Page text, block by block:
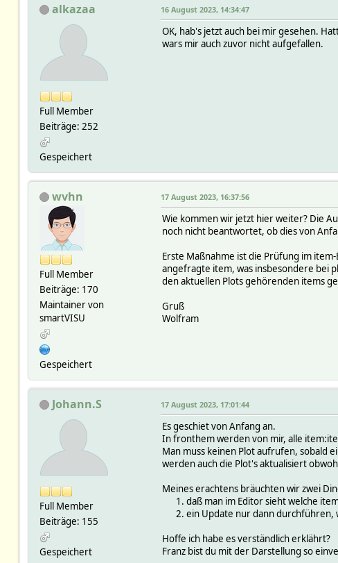
alkazaa
Full Member
Beiträge: 252
Gespeichert
16 August 2023, 14:34:47
OK, hab's jetzt auch bei mir gesehen.
wars mir auch zuvor nicht aufgefallen.
wvhn
Full Member
Beiträge: 170
Maintainer von
smartVISU
Gespeichert
17 August 2023, 16:37:56
Wie kommen wir jetzt hier weiter? Die
noch nicht beantwortet, ob dies von
Erste Maßnahme ist die Prüfung im
angefragte item, was insbesondere bei
den aktuellen Plots gehörenden items
Gruß
Wolfram
Johann.S
Full Member
Beiträge: 155
Gespeichert
17 August 2023, 17:01:44
Es geschiet von Anfang an.
In fronthem werden von mir, alle
Man muss keinen Plot aufrufen, sobald
werden auch die Plot's aktualisiert
Meines erachtens bräuchten wir zwei
daß man im Editor sieht welche
ein Update nur dann durchführen,
Hoffe ich habe es verständlich erklährt?
Franz bist du mit der Darstellung so